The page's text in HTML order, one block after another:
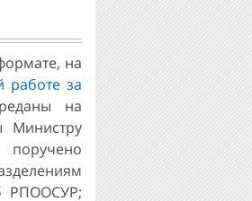
на
работе за
на
Министру
поручено
РПООСУР;